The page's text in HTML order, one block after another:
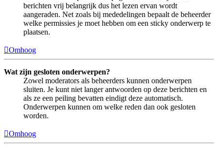
berichten vrij belangrijk dus het lezen ervan wordt
aangeraden. Net zoals bij mededelingen bepaalt de beheerder
welke permissies je moet hebben om een sticky onderwerp te
plaatsen.
Omhoog
Wat zijn gesloten onderwerpen?
Zowel moderators als beheerders kunnen onderwerpen
sluiten. Je kunt niet langer antwoorden op deze berichten en
als ze een peiling bevatten eindigt deze automatisch.
Onderwerpen kunnen om welke reden dan ook gesloten
worden.
Omhoog